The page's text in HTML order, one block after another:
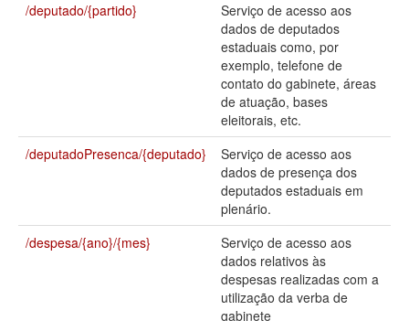
Catálogo de dados
Legislação
Perguntas frequentes
/deputado/{partido}
Serviço de acesso aos
dados de deputados
estaduais como, por
exemplo, telefone de
contato do gabinete, áreas
de atuação, bases
eleitorais, etc.
/deputadoPresenca/{deputado}
Serviço de acesso aos
dados de presença dos
deputados estaduais em
plenário.
/despesa/{ano}/{mes}
Serviço de acesso aos
dados relativos às
despesas realizadas com a
utilização da verba de
gabinete